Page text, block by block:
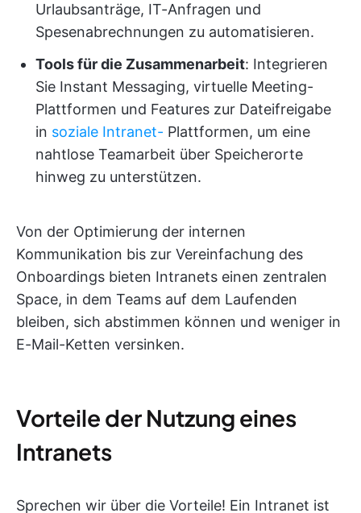
Urlaubsanträge, IT-Anfragen und
Spesenabrechnungen zu automatisieren.
Tools für die Zusammenarbeit: Integrieren
Sie Instant Messaging, virtuelle Meeting-
Plattformen und Features zur Dateifreigabe
in soziale Intranet- Plattformen, um eine
nahtlose Teamarbeit über Speicherorte
hinweg zu unterstützen.
Von der Optimierung der internen
Kommunikation bis zur Vereinfachung des
Onboardings bieten Intranets einen zentralen
Space, in dem Teams auf dem Laufenden
bleiben, sich abstimmen können und weniger in
E-Mail-Ketten versinken.
Vorteile der Nutzung eines
Intranets
Sprechen wir über die Vorteile! Ein Intranet ist